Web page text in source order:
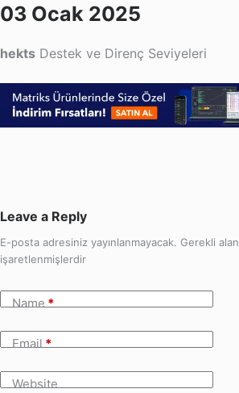
03 Ocak 2025
hekts Destek ve Direnç Seviyeleri
Leave a Reply
E-posta adresiniz yayınlanmayacak. Gerekli
işaretlenmişlerdir
Name*
Email*
Website